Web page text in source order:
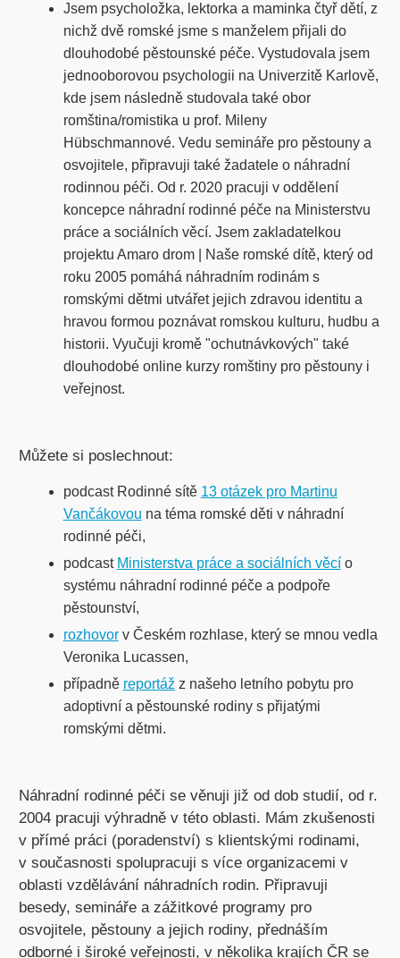
Jsem psycholožka, lektorka a maminka čtyř dětí, z
nichž dvě romské jsme s manželem přijali do
dlouhodobé pěstounské péče. Vystudovala jsem
jednooborovou psychologii na Univerzitě Karlově,
kde jsem následně studovala také obor
romština/romistika u prof. Mileny
Hübschmannové. Vedu semináře pro pěstouny a
osvojitele, připravuji také žadatele o náhradní
rodinnou péči. Od r. 2020 pracuji v oddělení
koncepce náhradní rodinné péče na Ministerstvu
práce a sociálních věcí. Jsem zakladatelkou
projektu Amaro drom | Naše romské dítě, který od
roku 2005 pomáhá náhradním rodinám s
romskými dětmi utvářet jejich zdravou identitu a
hravou formou poznávat romskou kulturu, hudbu a
historii. Vyučuji kromě "ochutnávkových" také
dlouhodobé online kurzy romštiny pro pěstouny i
veřejnost.
Můžete si poslechnout:
podcast Rodinné sítě 13 otázek pro Martinu
Vančákovou na téma romské děti v náhradní
rodinné péči,
podcast Ministerstva práce a sociálních věcío
systému náhradní rodinné péče a podpoře
pěstounství,
rozhovorv Českém rozhlase, který se mnou vedla
Veronika Lucassen,
případně reportáž z našeho letního pobytu pro
adoptivní a pěstounské rodiny s přijatými
romskými dětmi.
Náhradní rodinné péči se věnuji již od dob studií, od r.
2004 pracuji výhradně v této oblasti. Mám zkušenosti
v přímé práci (poradenství) s klientskými rodinami,
v současnosti spolupracuji s více organizacemi v
oblasti vzdělávání náhradních rodin. Připravuji
besedy, semináře a zážitkové programy pro
osvojitele, pěstouny a jejich rodiny, přednáším
odborné i široké veřejnosti, v několika krajích ČR se